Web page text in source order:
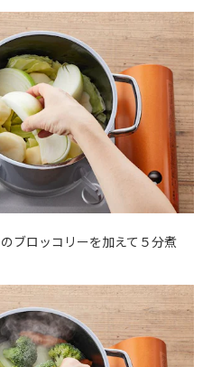
ブロッコリーを加えて５分煮